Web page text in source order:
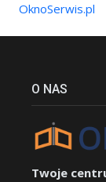
OknoSerwis.pl
O NAS
Twoje